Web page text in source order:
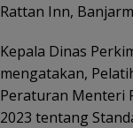
Rattan Inn,
Kepala Dinas
mengatakan,
Peraturan Menteri
2023 tentang